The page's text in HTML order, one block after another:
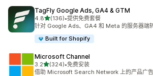
TagFly Google Ads, GA4 & GTM
4.8星（满分 5 星）
(136)
总共 136 条评论
•提供免费套餐
针对 Google Ads、GA4 和 Meta 的服务器端
Built for Shopify
Microsoft Channel
3.2星（满分 5 星）
(324)
总共 324 条评论
•免费安装
借助 Microsoft Search Network 上的产品广告